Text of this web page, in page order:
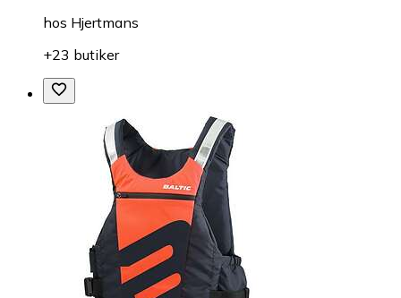
hos Hjertmans
+23 butiker